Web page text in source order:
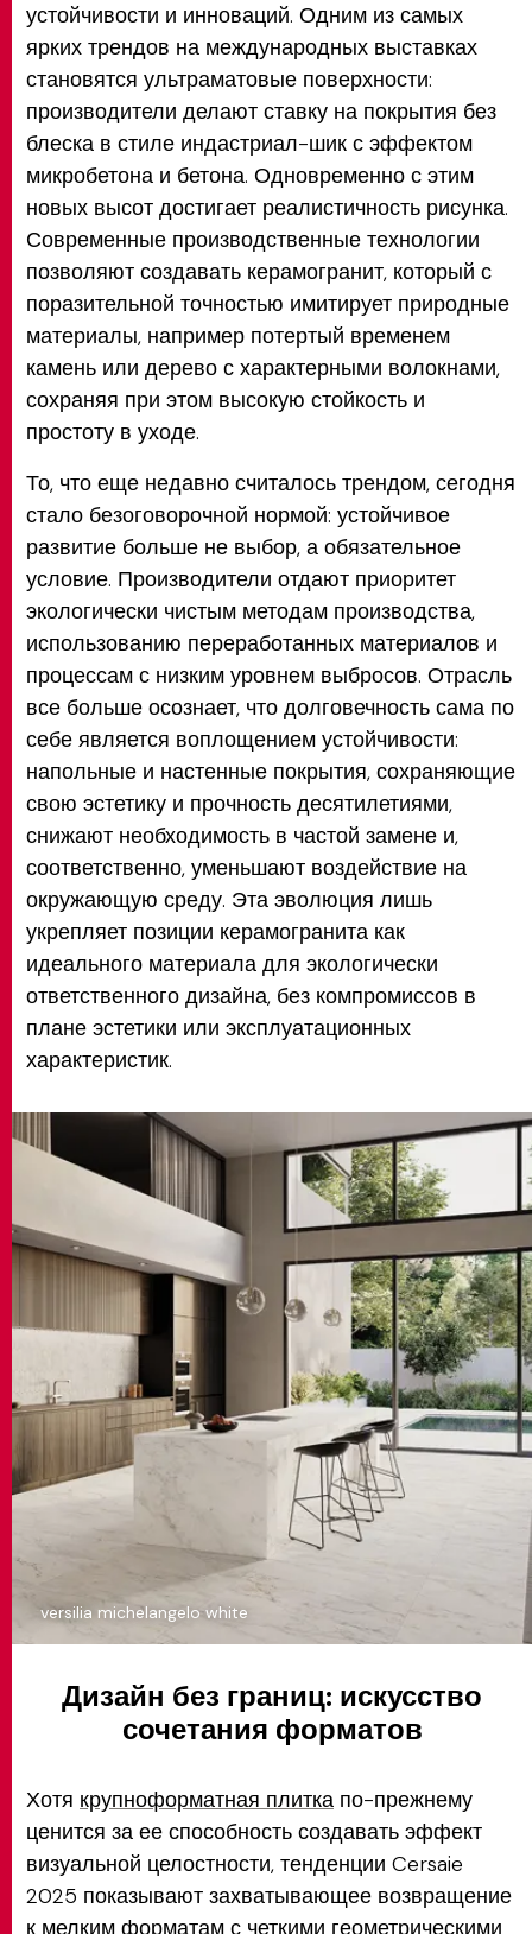
versilia michelangelo white
устойчивости и инноваций. Одним из самых
ярких трендов на международных выставках
становятся ультраматовые поверхности:
производители делают ставку на покрытия без
блеска в стиле индастриал-шик с эффектом
микробетона и бетона. Одновременно с этим
новых высот достигает реалистичность рисунка.
Современные производственные технологии
позволяют создавать керамогранит, который с
поразительной точностью имитирует природные
материалы, например потертый временем
камень или дерево с характерными волокнами,
сохраняя при этом высокую стойкость и
простоту в уходе.
То, что еще недавно считалось трендом, сегодня
стало безоговорочной нормой: устойчивое
развитие больше не выбор, а обязательное
условие. Производители отдают приоритет
экологически чистым методам производства,
использованию переработанных материалов и
процессам с низким уровнем выбросов. Отрасль
все больше осознает, что долговечность сама по
себе является воплощением устойчивости:
напольные и настенные покрытия, сохраняющие
свою эстетику и прочность десятилетиями,
снижают необходимость в частой замене и,
соответственно, уменьшают воздействие на
окружающую среду. Эта эволюция лишь
укрепляет позиции керамогранита как
идеального материала для экологически
ответственного дизайна, без компромиссов в
плане эстетики или эксплуатационных
характеристик.
Дизайн без границ: искусство
сочетания форматов
Хотя крупноформатная плитка по-прежнему
ценится за ее способность создавать эффект
визуальной целостности, тенденции Cersaie
2025 показывают захватывающее возвращение
к мелким форматам с четкими геометрическими